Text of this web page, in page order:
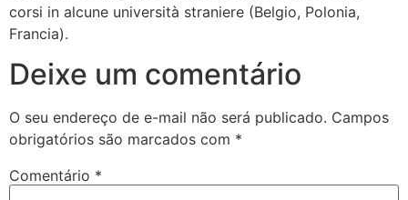
corsi in alcune università straniere (Belgio, Polonia,
Francia).
Deixe um comentário
O seu endereço de e-mail não será publicado. Campos
obrigatórios são marcados com *
Comentário *